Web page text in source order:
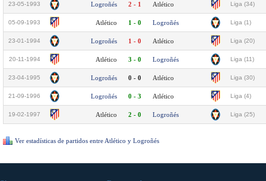
23-05-1993 Logroñés 2 - 1 Atlético Liga (34)
05-09-1993 Atlético 1 - 0 Logroñés Liga (1)
23-01-1994 Logroñés 1 - 0 Atlético Liga (20)
20-11-1994 Atlético 3 - 0 Logroñés Liga (11)
23-04-1995 Logroñés 0 - 0 Atlético Liga (30)
21-09-1996 Logroñés 0 - 3 Atlético Liga (4)
19-02-1997 Atlético 2 - 0 Logroñés Liga (25)
Ver estadísticas de partidos entre Atlético y Logroñés